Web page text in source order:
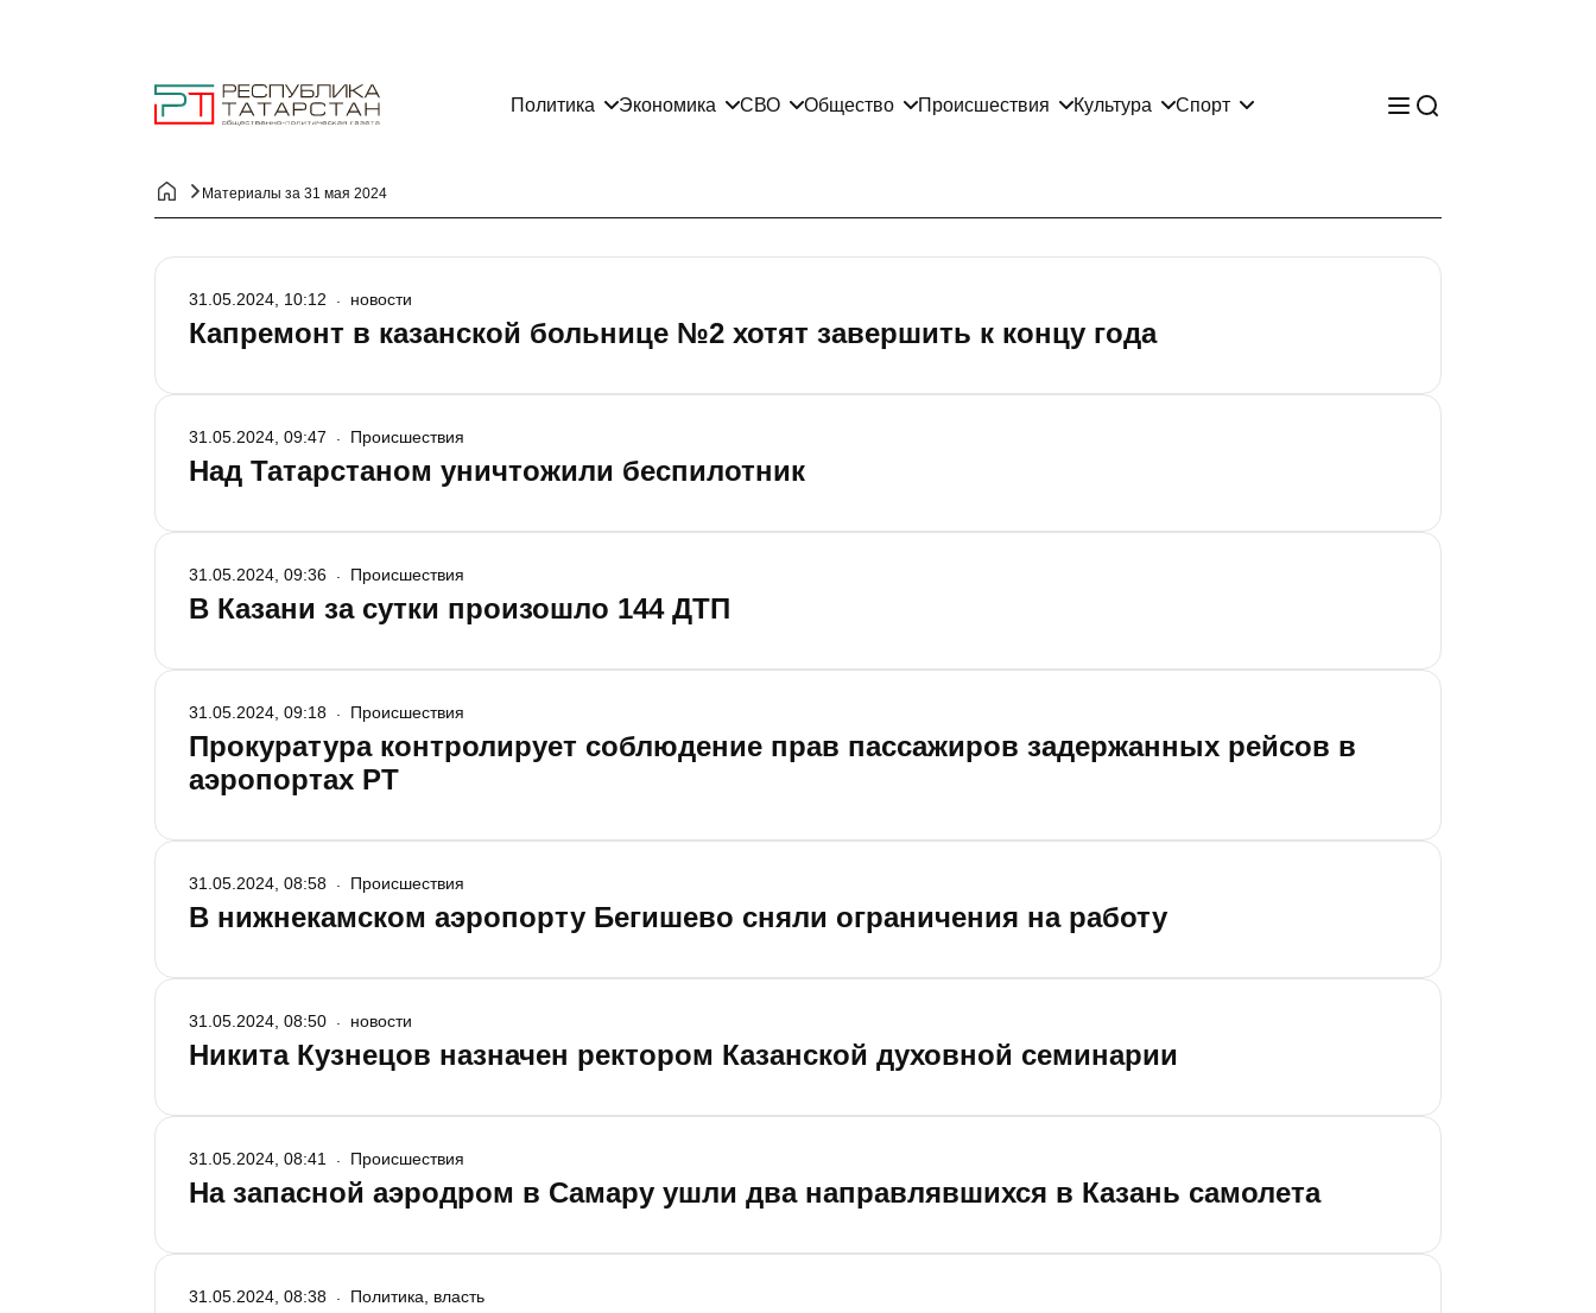
Политика Экономика СВО Общество Происшествия Культура Спорт
Материалы за 31 мая 2024
Капремонт в казанской больнице №2 хотят завершить к концу года
31.05.2024, 10:12 новости
Над Татарстаном уничтожили беспилотник
31.05.2024, 09:47 Происшествия
В Казани за сутки произошло 144 ДТП
31.05.2024, 09:36 Происшествия
Прокуратура контролирует соблюдение прав пассажиров задержанных рейсов в
аэропортах РТ
31.05.2024, 09:18 Происшествия
В нижнекамском аэропорту Бегишево сняли ограничения на работу
31.05.2024, 08:58 Происшествия
Никита Кузнецов назначен ректором Казанской духовной семинарии
31.05.2024, 08:50 новости
На запасной аэродром в Самару ушли два направлявшихся в Казань самолета
31.05.2024, 08:41 Происшествия
31.05.2024, 08:38 Политика, власть